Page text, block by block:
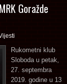
Goražde
Rukometni klub
Sloboda u petak,
27. septembra
2019. godine u 13